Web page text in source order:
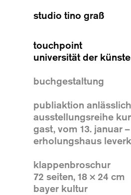
studio tino graß
touchpoint
universität der
buchgestaltung
publiaktion
ausstellungsreihe
gast, vom 13. januar
erholungshaus
klappenbroschur
72 seiten, 18 × 24 cm
bayer kultur